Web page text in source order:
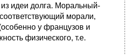
из идеи долга. Моральный-
морали,
у французов и
физического, т.е.